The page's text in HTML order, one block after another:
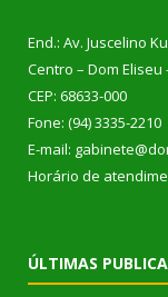
End.: Av. Juscelino
Centro – Dom Eliseu
CEP: 68633-000
Fone: (94) 3335-2210
E-mail:
Horário de
ÚLTIMAS